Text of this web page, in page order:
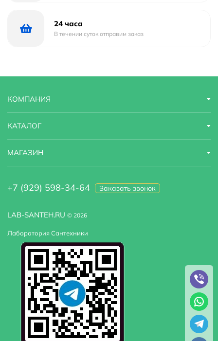
Страна бренда Франция
Угловая конструкция Нет
24 часа
В течении суток отправим заказ
LAB-SANTEH.RU © 2026
Лаборатория Сантехники
КОМПАНИЯ
КАТАЛОГ
МАГАЗИН
+7 (929) 598-34-64 Заказать звонок